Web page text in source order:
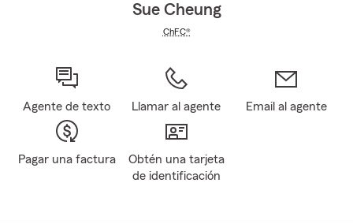
Sue Cheung
ChFC®
Agente de texto Llamar al agente Email al agente
Pagar una factura
Obtén una tarjeta
de identificación